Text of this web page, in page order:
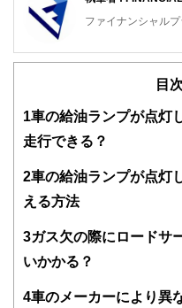
ファイナンシャルプ
FinancialField編集
知識がない方でも
得者を中心に「お金
関わることで、読
ドバイザー、DCプ
士、行政書士、投資
をわかりやすく発
目次
1車の給油ランプが点灯
走行できる？
2車の給油ランプが点灯
える方法
3ガス欠の際にロードサ
いかかる？
4車のメーカーにより異